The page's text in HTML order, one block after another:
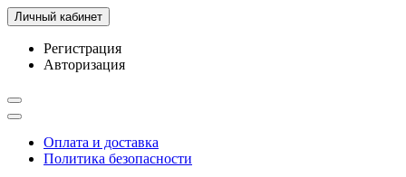
Личный кабинет
Регистрация
Авторизация
Оплата и доставка
Политика безопасности